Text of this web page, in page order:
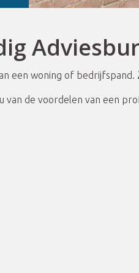
een woning of
de voordelen van een